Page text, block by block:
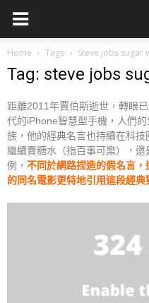
Home Tags Steve jobs sugar
Tag: steve jobs
距離2011年賈伯斯逝世，轉眼
代的iPhone智慧型手機，人們
族，他的經典名言也持續在科技
繼續賣糖水（指百事可樂），
例， 不同於網路捏造的假名言
的同名電影更特地引用這段經典